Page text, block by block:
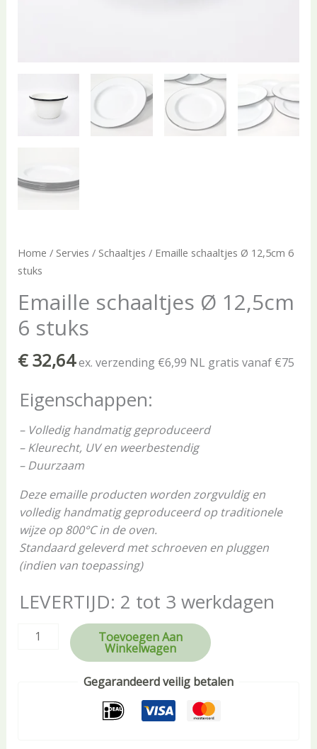
Home / Servies / Schaaltjes / Emaille schaaltjes Ø 12,5cm 6
stuks
Emaille schaaltjes Ø 12,5cm
6 stuks
€32,64ex. verzending €6,99 NL gratis vanaf €75
Eigenschappen:
– Volledig handmatig geproduceerd
– Kleurecht, UV en weerbestendig
– Duurzaam
Deze emaille producten worden zorgvuldig en
volledig handmatig geproduceerd op traditionele
wijze op 800°C in de oven.
Standaard geleverd met schroeven en pluggen
(indien van toepassing)
LEVERTIJD: 2 tot 3 werkdagen
Toevoegen Aan
Winkelwagen
Gegarandeerd veilig betalen